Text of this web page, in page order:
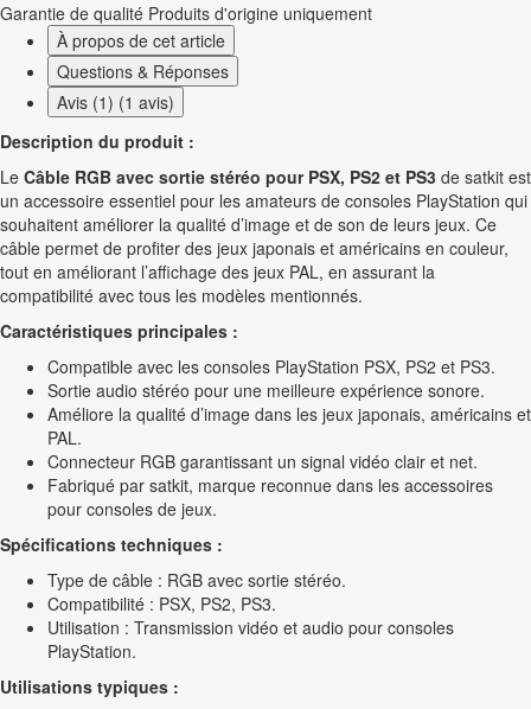
Garantie de qualité Produits d'origine uniquement
À propos de cet article
Questions & Réponses
Avis (1) (1 avis)
Description du produit :
Le Câble RGB avec sortie stéréo pour PSX, PS2 et PS3 de satkit est
un accessoire essentiel pour les amateurs de consoles PlayStation qui
souhaitent améliorer la qualité d’image et de son de leurs jeux. Ce
câble permet de profiter des jeux japonais et américains en couleur,
tout en améliorant l’affichage des jeux PAL, en assurant la
compatibilité avec tous les modèles mentionnés.
Caractéristiques principales :
Compatible avec les consoles PlayStation PSX, PS2 et PS3.
Sortie audio stéréo pour une meilleure expérience sonore.
Améliore la qualité d’image dans les jeux japonais, américains et
PAL.
Connecteur RGB garantissant un signal vidéo clair et net.
Fabriqué par satkit, marque reconnue dans les accessoires
pour consoles de jeux.
Spécifications techniques :
Type de câble : RGB avec sortie stéréo.
Compatibilité : PSX, PS2, PS3.
Utilisation : Transmission vidéo et audio pour consoles
PlayStation.
Utilisations typiques :